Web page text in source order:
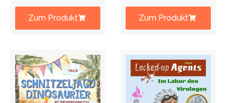
Zum Produkt Zum Produkt